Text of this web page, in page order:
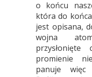
o końcu
która do
jest opisana,
wojna
przysłonięte
promienie
panuje więc